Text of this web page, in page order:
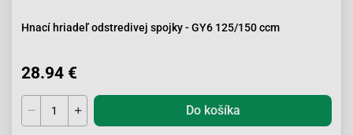
Hnací hriadeľ odstredivej spojky - GY6 125/150 ccm
28.94 €
Do košíka